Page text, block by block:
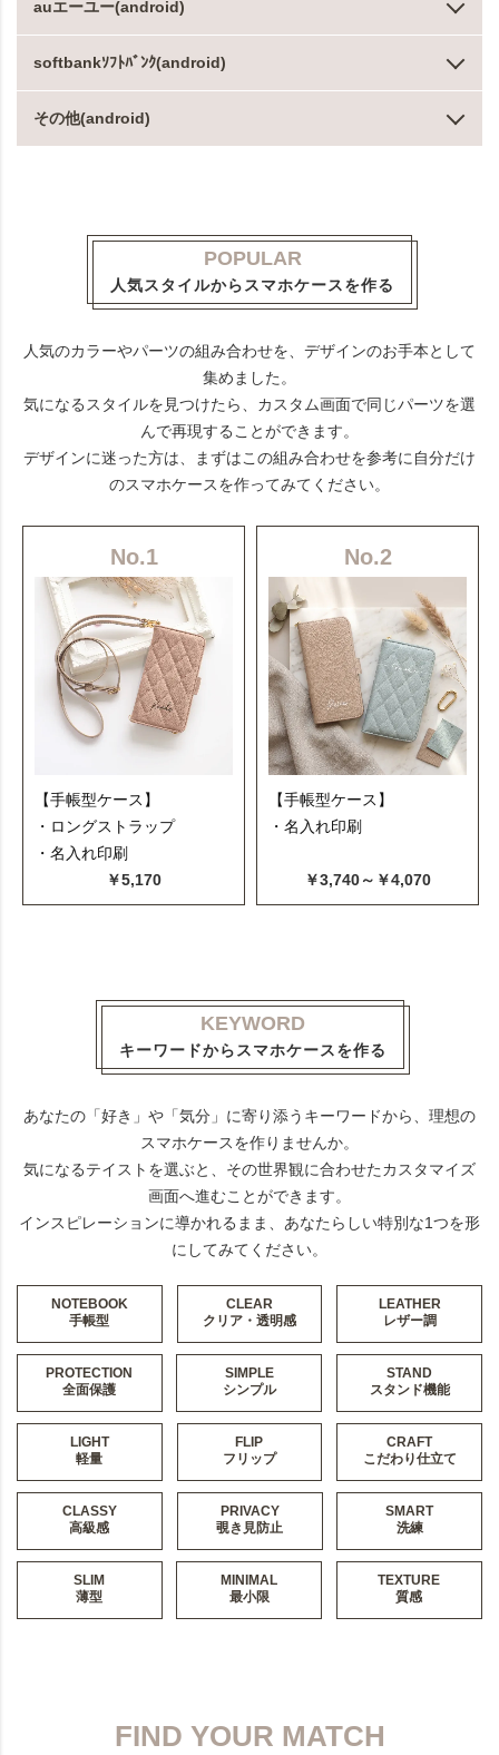
auエーユー(android)
softbankｿﾌﾄﾊﾞﾝｸ(android)
その他(android)
POPULAR
人気スタイルからスマホケースを作る
人気のカラーやパーツの組み合わせを、デザインのお手本として
集めました。
気になるスタイルを見つけたら、カスタム画面で同じパーツを選
んで再現することができます。
デザインに迷った方は、まずはこの組み合わせを参考に自分だけ
のスマホケースを作ってみてください。
No.1
【手帳型ケース】
・ロングストラップ
・名入れ印刷
￥5,170
No.2
【手帳型ケース】
・名入れ印刷
￥3,740～￥4,070
KEYWORD
キーワードからスマホケースを作る
あなたの「好き」や「気分」に寄り添うキーワードから、理想の
スマホケースを作りませんか。
気になるテイストを選ぶと、その世界観に合わせたカスタマイズ
画面へ進むことができます。
インスピレーションに導かれるまま、あなたらしい特別な1つを形
にしてみてください。
NOTEBOOK
手帳型
CLEAR
クリア・透明感
LEATHER
レザー調
PROTECTION
全面保護
SIMPLE
シンプル
STAND
スタンド機能
LIGHT
軽量
FLIP
フリップ
CRAFT
こだわり仕立て
CLASSY
高級感
PRIVACY
覗き見防止
SMART
洗練
SLIM
薄型
MINIMAL
最小限
TEXTURE
質感
FIND YOUR MATCH